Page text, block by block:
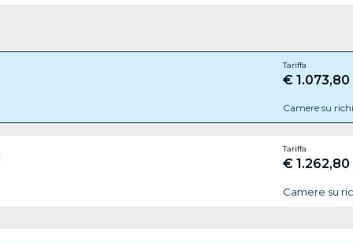
Tariffa
€ 1.073,80
Camere su
Tariffa
€ 1.262,80
Camere su